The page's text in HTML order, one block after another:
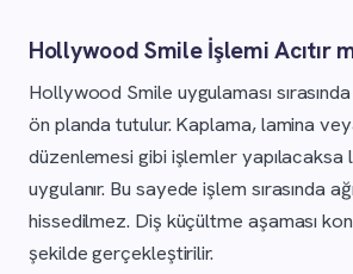
Hollywood Smile İşlemi Acıtır
Hollywood Smile uygulaması
ön planda tutulur. Kaplama, lamina
düzenlemesi gibi işlemler
uygulanır. Bu sayede işlem sırasında
hissedilmez. Diş küçültme aşaması
şekilde gerçekleştirilir.